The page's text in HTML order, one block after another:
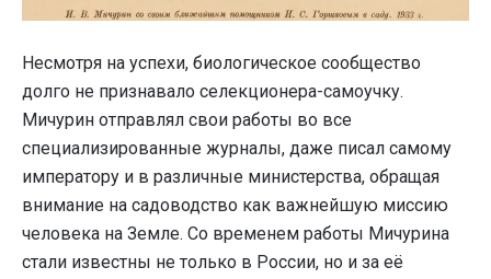
Несмотря на успехи, биологическое сообщество
долго не признавало селекционера-самоучку.
Мичурин отправлял свои работы во все
специализированные журналы, даже писал самому
императору и в различные министерства, обращая
внимание на садоводство как важнейшую миссию
человека на Земле. Со временем работы Мичурина
стали известны не только в России, но и за её